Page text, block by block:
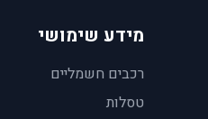
מידע שימושי
רכבים חשמליים
טסלות